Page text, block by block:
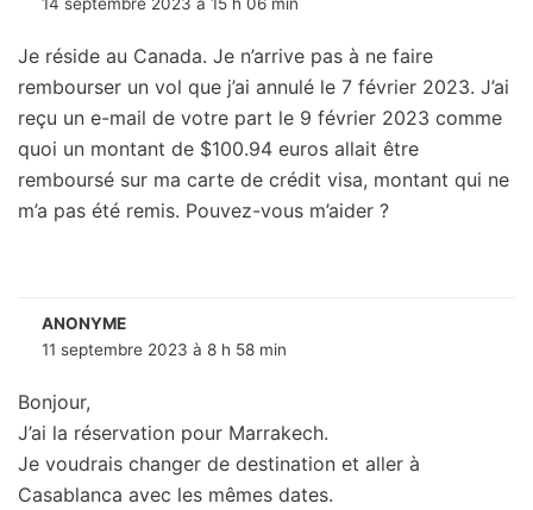
Je réside au Canada. Je n’arrive pas à ne faire
rembourser un vol que j’ai annulé le 7 février 2023. J’ai
reçu un e-mail de votre part le 9 février 2023 comme
quoi un montant de $100.94 euros allait être
remboursé sur ma carte de crédit visa, montant qui ne
m’a pas été remis. Pouvez-vous m’aider ?
ANONYME
11 septembre 2023 à 8 h 58 min
Bonjour,
J’ai la réservation pour Marrakech.
Je voudrais changer de destination et aller à
Casablanca avec les mêmes dates.